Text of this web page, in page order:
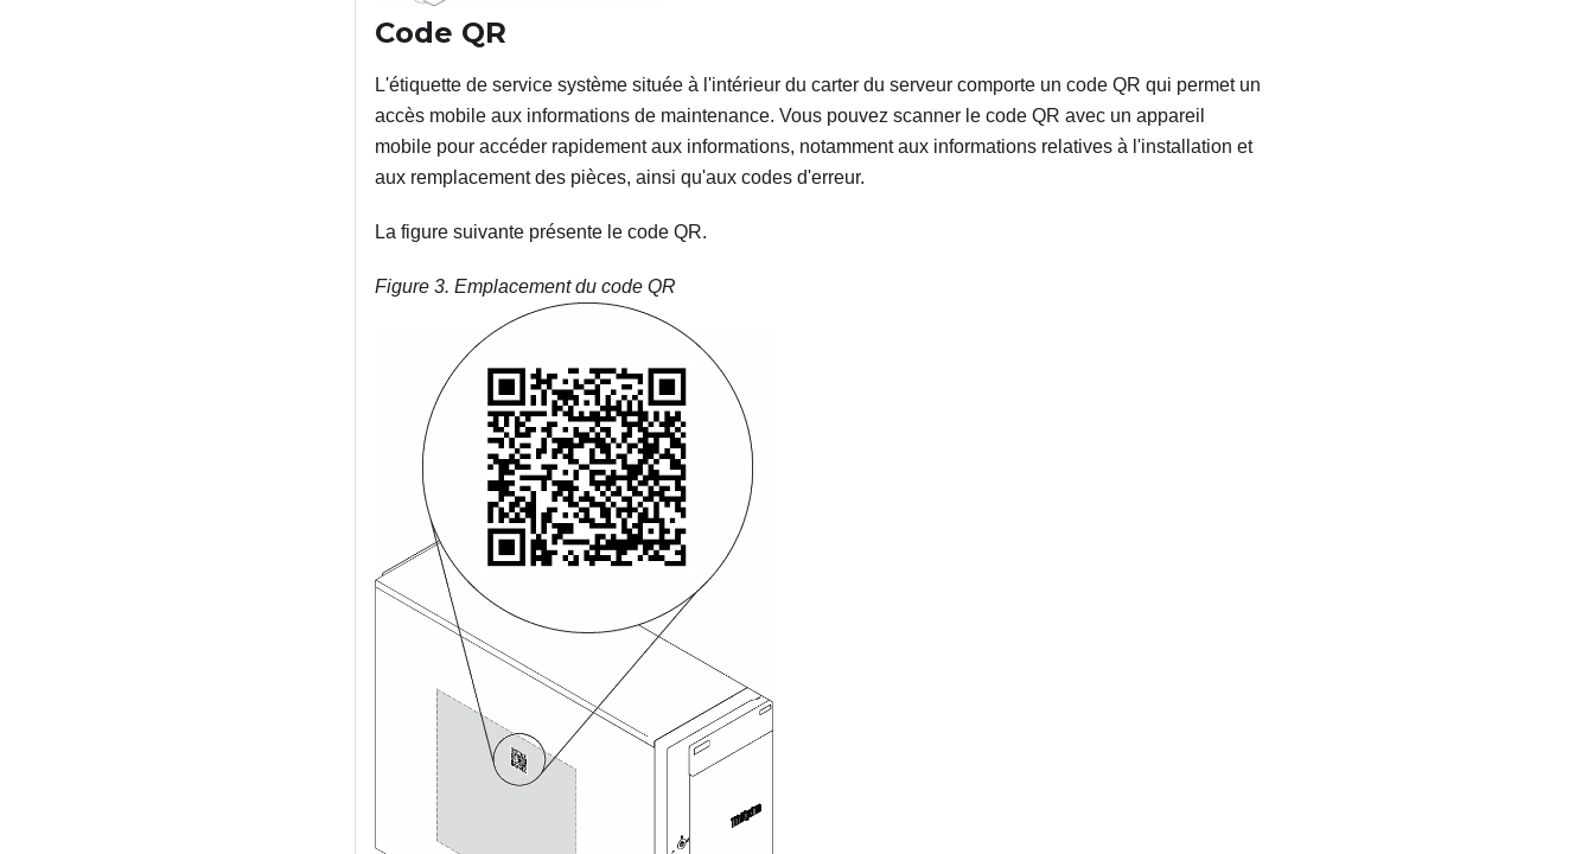
Code QR
L'étiquette de service système située à l'intérieur du carter du serveur comporte un code QR qui permet un
accès mobile aux informations de maintenance. Vous pouvez scanner le code QR avec un appareil
mobile pour accéder rapidement aux informations, notamment aux informations relatives à l'installation et
aux remplacement des pièces, ainsi qu'aux codes d'erreur.
La figure suivante présente le code QR.
Figure 3. Emplacement du code QR